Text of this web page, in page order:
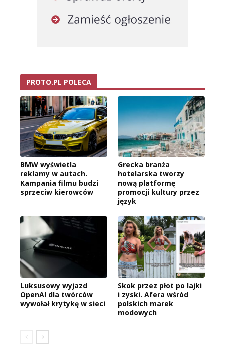
PROTO.PL POLECA
BMW wyświetla
reklamy w autach.
Kampania filmu budzi
sprzeciw kierowców
Grecka branża
hotelarska tworzy
nową platformę
promocji kultury przez
język
Luksusowy wyjazd
OpenAI dla twórców
wywołał krytykę w sieci
Skok przez płot po lajki
i zyski. Afera wśród
polskich marek
modowych